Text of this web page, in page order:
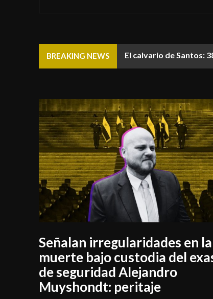
BREAKING NEWS El calvario de Santos:
Señalan irregularidades en la
muerte bajo custodia del
de seguridad Alejandro
Muyshondt: peritaje